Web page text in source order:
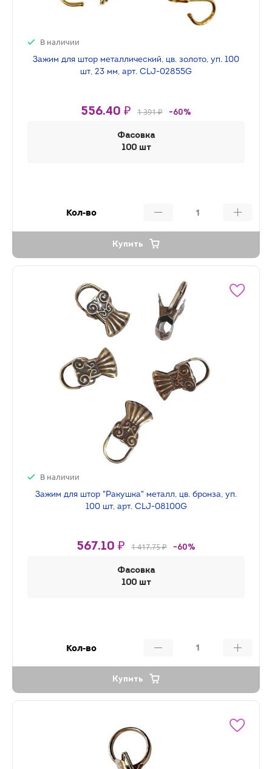
В наличии
Зажим для штор металлический, цв. золото, уп. 100
шт, 23 мм, арт. CLJ-02855G
556.40 ₽ 1 391 ₽ -60%
Фасовка
100 шт
Кол-во
Купить
В наличии
Зажим для штор "Ракушка" металл, цв. бронза, уп.
100 шт, арт. CLJ-08100G
567.10 ₽ 1 417.75 ₽ -60%
Фасовка
100 шт
Кол-во
Купить